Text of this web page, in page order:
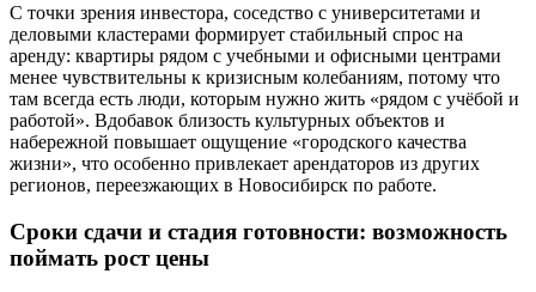
С точки зрения инвестора, соседство с университетами и
деловыми кластерами формирует стабильный спрос на
аренду: квартиры рядом с учебными и офисными центрами
менее чувствительны к кризисным колебаниям, потому что
там всегда есть люди, которым нужно жить «рядом с учёбой и
работой». Вдобавок близость культурных объектов и
набережной повышает ощущение «городского качества
жизни», что особенно привлекает арендаторов из других
регионов, переезжающих в Новосибирск по работе.
Сроки сдачи и стадия готовности: возможность
поймать рост цены